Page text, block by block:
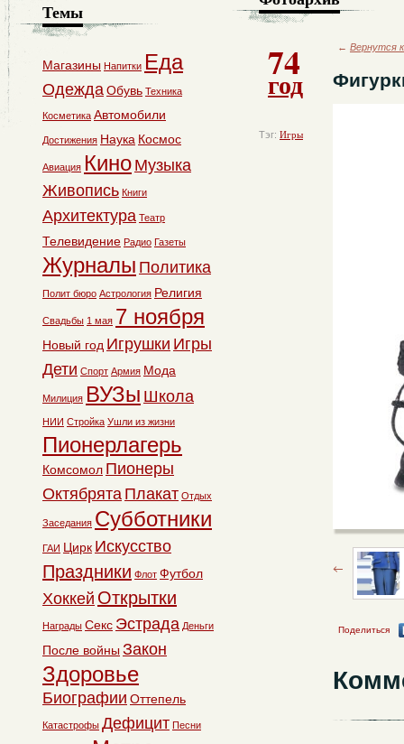
74
год
Тэг: Игры
← Вернутся
Поделиться
Темы
Магазины Напитки Еда
ОдеждаОбувь Техника
Косметика Автомобили
Достижения Наука Космос
Авиация Кино Музыка
Живопись Книги
Архитектура Театр
Телевидение Радио Газеты
Журналы Политика
Полит бюро Астрология Религия
Свадьбы 1 мая 7 ноября
Новый год Игрушки Игры
Дети Спорт Армия Мода
Милиция ВУЗы Школа
НИИ Стройка Ушли из жизни
Пионерлагерь
Комсомол Пионеры
Октябрята Плакат Отдых
Заседания Субботники
ГАИ Цирк Искусство
Праздники Флот Футбол
Хоккей Открытки
Награды Секс Эстрада Деньги
После войны Закон
Здоровье
Биографии Оттепель
Катастрофы Дефицит Песни